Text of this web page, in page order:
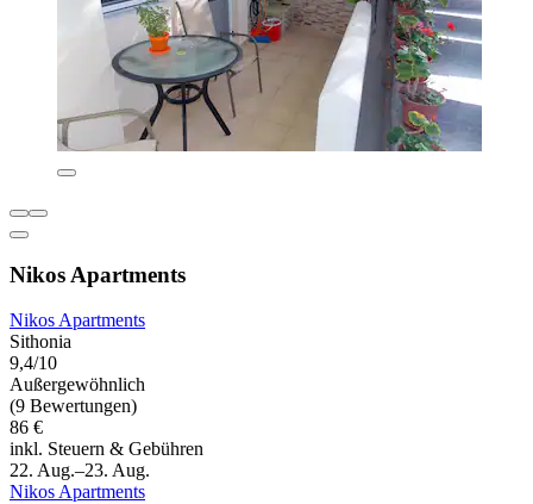
Nikos Apartments
Nikos Apartments
Sithonia
9,4/10
Außergewöhnlich
(9 Bewertungen)
86 €
inkl. Steuern & Gebühren
22. Aug.–23. Aug.
Nikos Apartments